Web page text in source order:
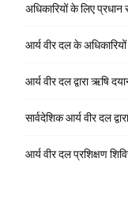
अधिकारियों के लिए
आर्य वीर दल के
आर्य वीर दल द्वारा ऋषि
सार्वदेशिक आर्य वीर दल
आर्य वीर दल प्रशिक्षण